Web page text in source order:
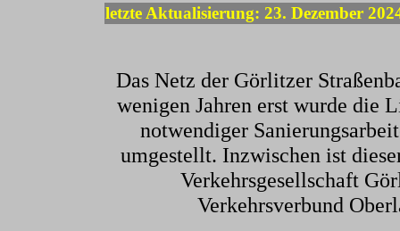
letzte Aktualisierung: 23. Dezember
Das Netz der Görlitzer
wenigen Jahren erst wurde die
notwendiger
umgestellt. Inzwischen ist
Verkehrsgesellschaft
Verkehrsverbund